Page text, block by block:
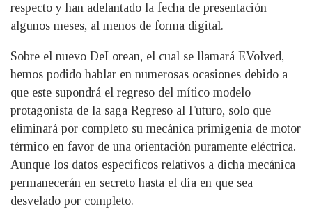
respecto y han adelantado la fecha de presentación
algunos meses, al menos de forma digital.
Sobre el nuevo DeLorean, el cual se llamará EVolved,
hemos podido hablar en numerosas ocasiones debido a
que este supondrá el regreso del mítico modelo
protagonista de la saga Regreso al Futuro, solo que
eliminará por completo su mecánica primigenia de motor
térmico en favor de una orientación puramente eléctrica.
Aunque los datos específicos relativos a dicha mecánica
permanecerán en secreto hasta el día en que sea
desvelado por completo.